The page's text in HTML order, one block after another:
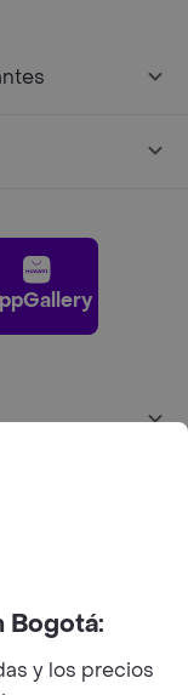
Bogotá:
y los precios